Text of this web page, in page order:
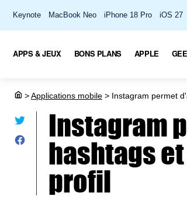
Keynote MacBook Neo iPhone 18 Pro iOS 27
APPS & JEUX BONS PLANS APPLE
>Applications mobile > Instagram permet
Instagram
hashtags
profil